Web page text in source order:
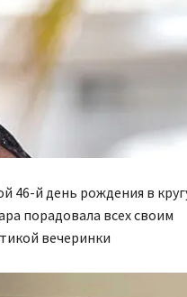
46-й день рождения в
порадовала всех своим
вечеринки